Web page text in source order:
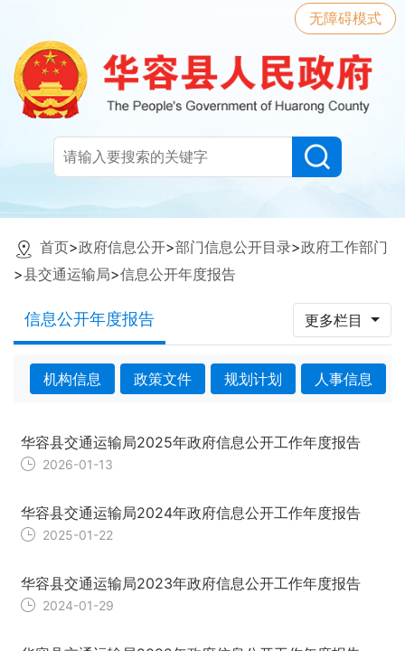
无障碍模式
首页>政府信息公开>部门信息公开目录>政府工作部门
>县交通运输局>信息公开年度报告
信息公开年度报告 更多栏目
机构信息 政策文件 规划计划 人事信息
华容县交通运输局2025年政府信息公开工作年度报告
2026-01-13
华容县交通运输局2024年政府信息公开工作年度报告
2025-01-22
华容县交通运输局2023年政府信息公开工作年度报告
2024-01-29